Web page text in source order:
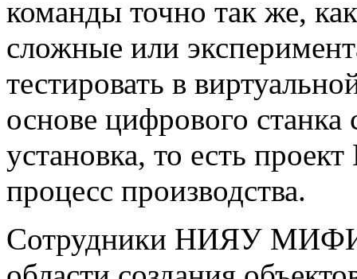
команды точно так же,
сложные или
тестировать в
основе цифрового станка
установка, то есть
процесс производства.
Сотрудники НИЯУ МИФИ